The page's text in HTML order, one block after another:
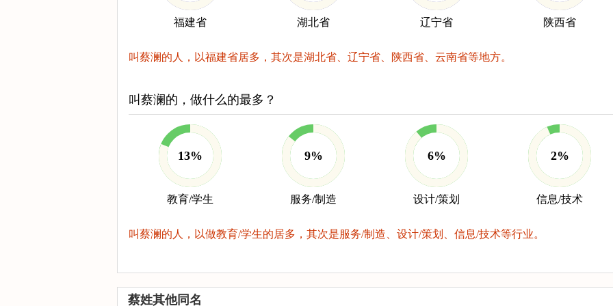
福建省 湖北省 辽宁省 陕西省
叫蔡澜的人，以福建省居多，其次是湖北省、辽宁省、陕西省、云南省等地方。
叫蔡澜的，做什么的最多？
13%
教育/学生
9%
服务/制造
6%
设计/策划
2%
信息/技术
叫蔡澜的人，以做教育/学生的居多，其次是服务/制造、设计/策划、信息/技术等行业。
蔡姓其他同名